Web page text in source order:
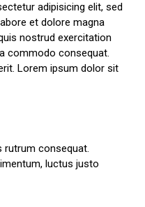
adipisicing elit, sed
et dolore magna
nostrud exercitation
commodo consequat.
Lorem ipsum dolor sit
rutrum consequat.
luctus justo